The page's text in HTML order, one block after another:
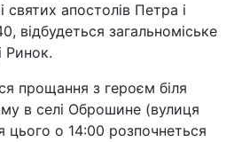
святих апостолів Петра і
відбудеться загальноміське
Ринок.
прощання з героєм біля
в селі Оброшине (вулиця
цього о 14:00 розпочнеться